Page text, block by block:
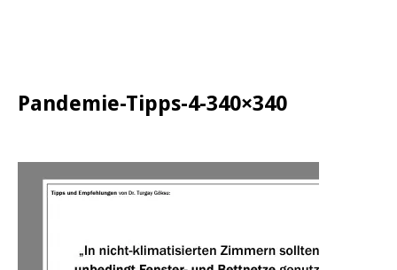
Pandemie-Tipps-4-340×340